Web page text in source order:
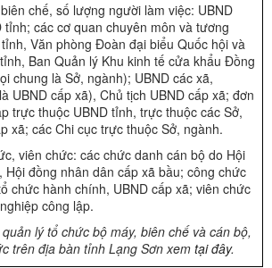
chế, số lượng người làm việc: UBND
tỉnh; các cơ quan chuyên môn và tương
Văn phòng Đoàn đại biểu Quốc hội và
Ban Quản lý Khu kinh tế cửa khẩu Đồng
chung là Sở, ngành); UBND các xã,
UBND cấp xã), Chủ tịch UBND cấp xã; đơn
trực thuộc UBND tỉnh, trực thuộc các Sở,
xã; các Chi cục trực thuộc Sở, ngành.
viên chức: các chức danh cán bộ do Hội
đồng nhân dân cấp xã bầu; công chức
chức hành chính, UBND cấp xã; viên chức
công lập.
lý tổ chức bộ máy, biên chế và cán bộ,
trên địa bàn tỉnh Lạng Sơn xem tại đây.